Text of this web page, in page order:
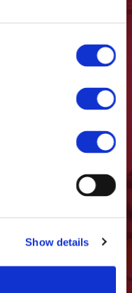
Show details
moins 16 ans
de Casadei